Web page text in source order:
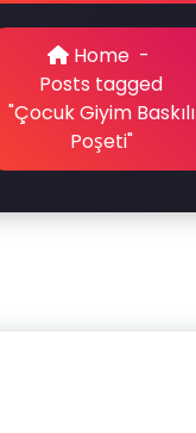
Home -
Posts tagged
"Çocuk Giyim Baskılı
Poşeti"